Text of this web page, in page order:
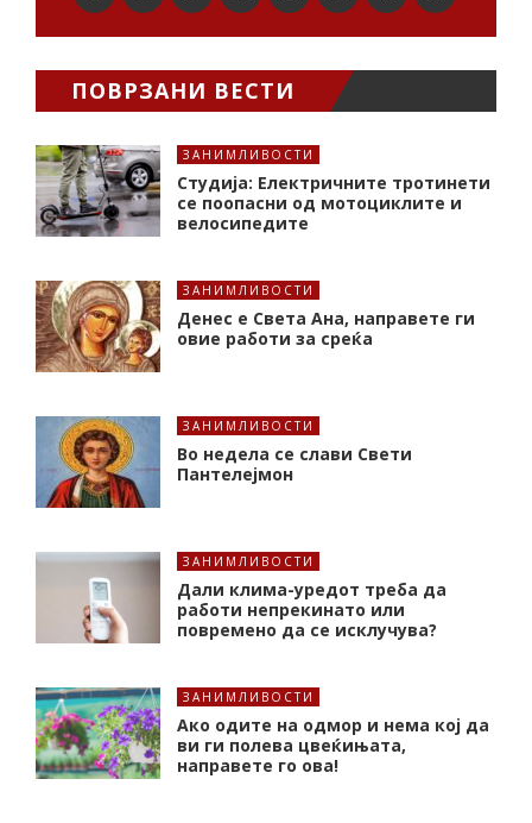
ПОВРЗАНИ ВЕСТИ
ЗАНИМЛИВОСТИ
Студија: Електричните тротинети
се поопасни од мотоциклите и
велосипедите
ЗАНИМЛИВОСТИ
Денес е Света Ана, направете ги
овие работи за среќа
ЗАНИМЛИВОСТИ
Во недела се слави Свети
Пантелејмон
ЗАНИМЛИВОСТИ
Дали клима-уредот треба да
работи непрекинато или
повремено да се исклучува?
ЗАНИМЛИВОСТИ
Ако одите на одмор и нема кој да
ви ги полева цвеќињата,
направете го ова!